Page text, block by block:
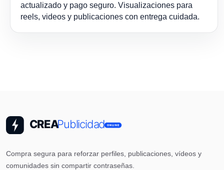
actualizado y pago seguro. Visualizaciones para
reels, videos y publicaciones con entrega cuidada.
Compra segura para reforzar perfiles, publicaciones, vídeos y
comunidades sin compartir contraseñas.